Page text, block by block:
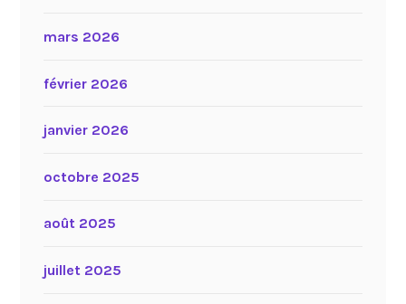
mars 2026
février 2026
janvier 2026
octobre 2025
août 2025
juillet 2025